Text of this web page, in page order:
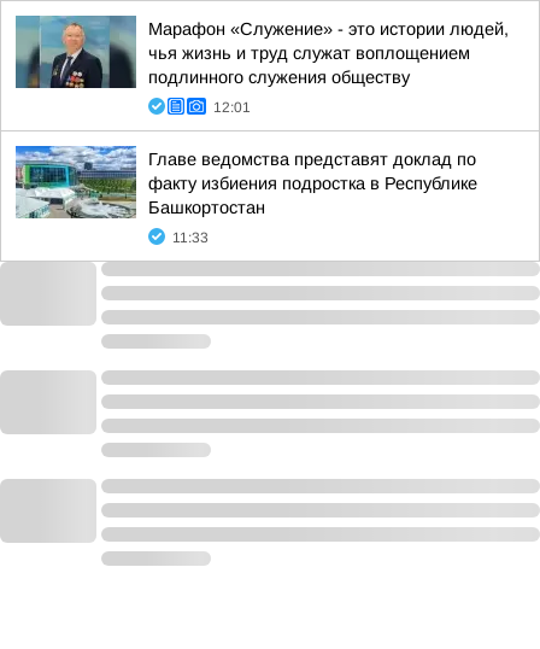
Марафон «Служение» - это истории людей,
чья жизнь и труд служат воплощением
подлинного служения обществу
12:01
Главе ведомства представят доклад по
факту избиения подростка в Республике
Башкортостан
11:33